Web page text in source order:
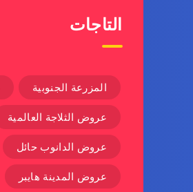
التاجات
المزرعة الجنوبية
عروض الثلاجة العالمية
عروض الدانوب حائل
عروض المدينة هايبر